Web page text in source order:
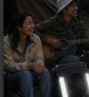
เลือกจำนวน ต่อชิ้น
1 ชิ้น
โค้ด/คูปองส่วนลด